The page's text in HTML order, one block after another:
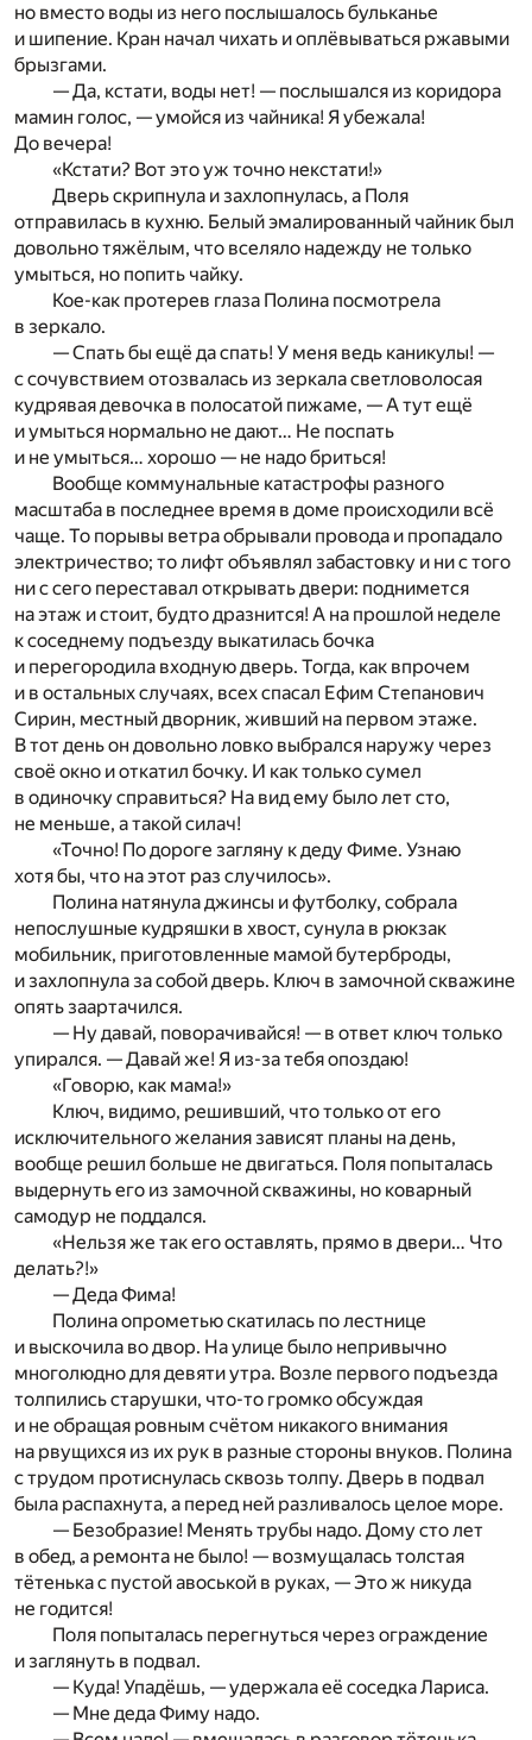
но вместо воды из него послышалось бульканье
и шипение. Кран начал чихать и оплёвываться ржавыми
брызгами.
— Да, кстати, воды нет! — послышался из коридора
мамин голос, — умойся из чайника! Я убежала!
До вечера!
«Кстати? Вот это уж точно некстати!»
Дверь скрипнула и захлопнулась, а Поля
отправилась в кухню. Белый эмалированный чайник был
довольно тяжёлым, что вселяло надежду не только
умыться, но попить чайку.
Кое-как протерев глаза Полина посмотрела
в зеркало.
— Спать бы ещё да спать! У меня ведь каникулы! —
с сочувствием отозвалась из зеркала светловолосая
кудрявая девочка в полосатой пижаме, — А тут ещё
и умыться нормально не дают… Не поспать
и не умыться… хорошо — не надо бриться!
Вообще коммунальные катастрофы разного
масштаба в последнее время в доме происходили всё
чаще. То порывы ветра обрывали провода и пропадало
электричество; то лифт объявлял забастовку и ни с того
ни с сего переставал открывать двери: поднимется
на этаж и стоит, будто дразнится! А на прошлой неделе
к соседнему подъезду выкатилась бочка
и перегородила входную дверь. Тогда, как впрочем
и в остальных случаях, всех спасал Ефим Степанович
Сирин, местный дворник, живший на первом этаже.
В тот день он довольно ловко выбрался наружу через
своё окно и откатил бочку. И как только сумел
в одиночку справиться? На вид ему было лет сто,
не меньше, а такой силач!
«Точно! По дороге загляну к деду Фиме. Узнаю
хотя бы, что на этот раз случилось».
Полина натянула джинсы и футболку, собрала
непослушные кудряшки в хвост, сунула в рюкзак
мобильник, приготовленные мамой бутерброды,
и захлопнула за собой дверь. Ключ в замочной скважине
опять заартачился.
— Ну давай, поворачивайся! — в ответ ключ только
упирался. — Давай же! Я из-за тебя опоздаю!
«Говорю, как мама!»
Ключ, видимо, решивший, что только от его
исключительного желания зависят планы на день,
вообще решил больше не двигаться. Поля попыталась
выдернуть его из замочной скважины, но коварный
самодур не поддался.
«Нельзя же так его оставлять, прямо в двери… Что
делать?!»
— Деда Фима!
Полина опрометью скатилась по лестнице
и выскочила во двор. На улице было непривычно
многолюдно для девяти утра. Возле первого подъезда
толпились старушки, что-то громко обсуждая
и не обращая ровным счётом никакого внимания
на рвущихся из их рук в разные стороны внуков. Полина
с трудом протиснулась сквозь толпу. Дверь в подвал
была распахнута, а перед ней разливалось целое море.
— Безобразие! Менять трубы надо. Дому сто лет
в обед, а ремонта не было! — возмущалась толстая
тётенька с пустой авоськой в руках, — Это ж никуда
не годится!
Поля попыталась перегнуться через ограждение
и заглянуть в подвал.
— Куда! Упадёшь, — удержала её соседка Лариса.
— Мне деда Фиму надо.